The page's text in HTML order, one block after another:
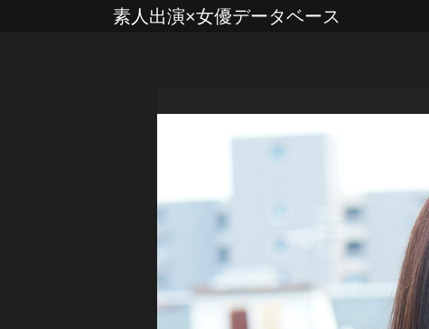
素人出演×女優データベース